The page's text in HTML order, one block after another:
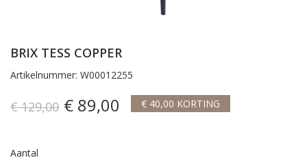
BRIX TESS COPPER
Artikelnummer: W00012255
€ 129,00 € 89,00 € 40,00 KORTING
Aantal